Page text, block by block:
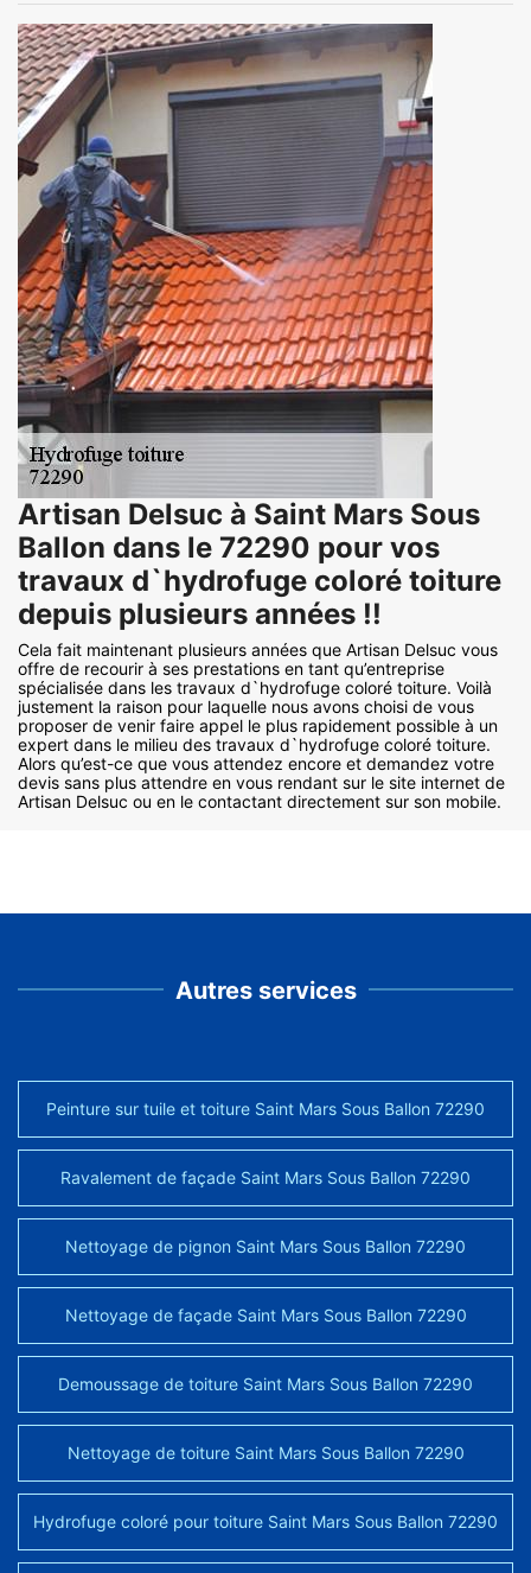
Artisan Delsuc à Saint Mars Sous
Ballon dans le 72290 pour vos
travaux d`hydrofuge coloré toiture
depuis plusieurs années !!
Cela fait maintenant plusieurs années que Artisan Delsuc vous
offre de recourir à ses prestations en tant qu’entreprise
spécialisée dans les travaux d`hydrofuge coloré toiture. Voilà
justement la raison pour laquelle nous avons choisi de vous
proposer de venir faire appel le plus rapidement possible à un
expert dans le milieu des travaux d`hydrofuge coloré toiture.
Alors qu’est-ce que vous attendez encore et demandez votre
devis sans plus attendre en vous rendant sur le site internet de
Artisan Delsuc ou en le contactant directement sur son mobile.
Autres services
Peinture sur tuile et toiture Saint Mars Sous Ballon 72290
Ravalement de façade Saint Mars Sous Ballon 72290
Nettoyage de pignon Saint Mars Sous Ballon 72290
Nettoyage de façade Saint Mars Sous Ballon 72290
Demoussage de toiture Saint Mars Sous Ballon 72290
Nettoyage de toiture Saint Mars Sous Ballon 72290
Hydrofuge coloré pour toiture Saint Mars Sous Ballon 72290